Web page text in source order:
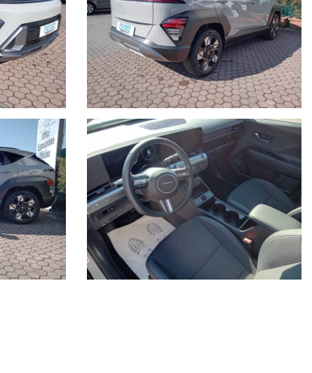
La provenienza è certificata, così come il
l’attenzione con la quale cerchiamo di verificare i nostri
rappresentano vincolo contrattuale. Invitiamo pertanto la
dotazione dell’auto inserzionata.
ministeriali, impianti a GPL e metano, antifurti,
officina certificata per poter effettuare tagliandi su tutte le
ricambi originali e con strumenti di diagnosi sempre